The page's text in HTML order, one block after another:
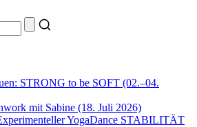
STRONG to be SOFT (02.–04.
mit Sabine (18. Juli 2026)
YogaDance STABILITÄT